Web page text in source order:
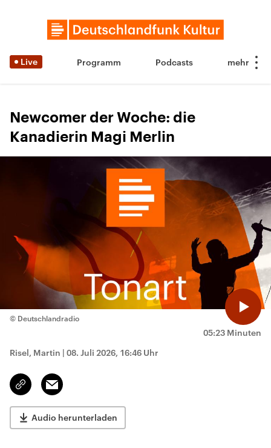
Live Programm Podcasts
Newcomer der Woche: die
Kanadierin Magi Merlin
05:23 Minuten
© Deutschlandradio
Risel, Martin | 08. Juli 2026, 16:46 Uhr
Link
kopieren/teilen
Email
Audio herunterladen